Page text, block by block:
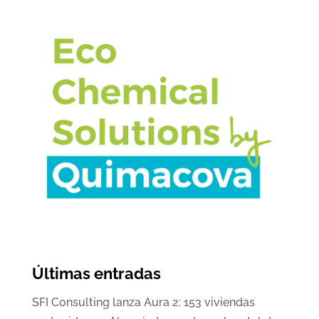
Últimas entradas
SFI Consulting lanza Aura 2: 153 viviendas